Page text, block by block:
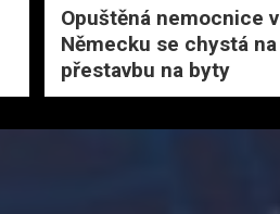
Opuštěná nemocnice v
Německu se chystá na
přestavbu na byty